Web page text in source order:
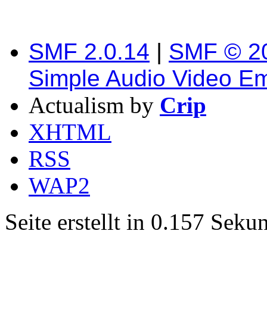
SMF 2.0.14 | SMF ©
Simple Audio Video
Actualism by Crip
XHTML
RSS
WAP2
Seite erstellt in 0.157